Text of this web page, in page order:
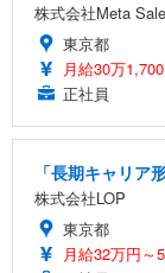
株式会社Meta
東京都
月給30万
正社員
「長期キャリア
株式会社LOP
東京都
月給32万円～